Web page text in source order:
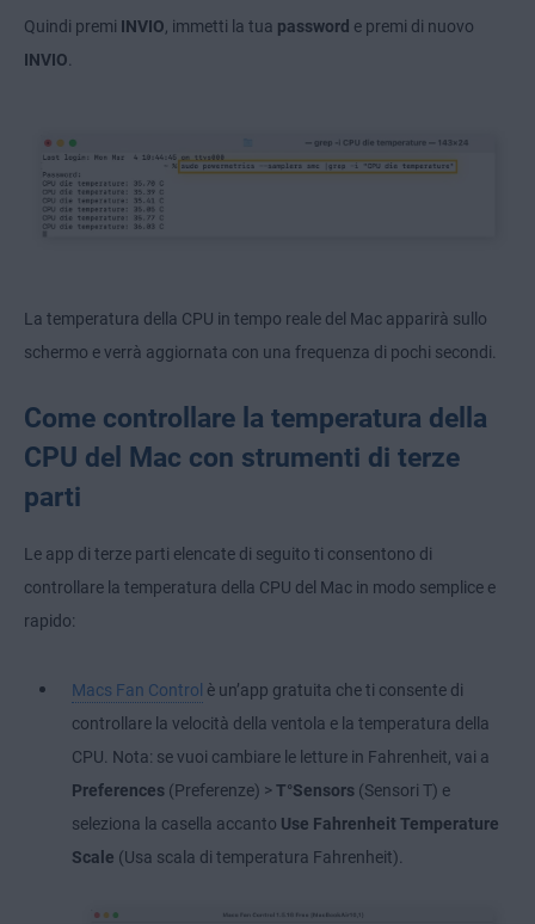
Quindi premi INVIO , immetti la tua password e premi di nuovo
INVIO
La temperatura della CPU in tempo reale del Mac apparirà sullo
schermo e verrà aggiornata con una frequenza di pochi secondi.
Come controllare la temperatura della
CPU del Mac con strumenti di terze
parti
Le app di terze parti elencate di seguito ti consentono di
controllare la temperatura della CPU del Mac in modo semplice e
rapido:
Macs Fan Control è un’app gratuita che ti consente di
controllare la velocità della ventola e la temperatura della
CPU. Nota: se vuoi cambiare le letture in Fahrenheit, vai a
Preferences (Preferenze) > T°Sensors (Sensori T) e
seleziona la casella accanto Use Fahrenheit Temperature
Scale (Usa scala di temperatura Fahrenheit).